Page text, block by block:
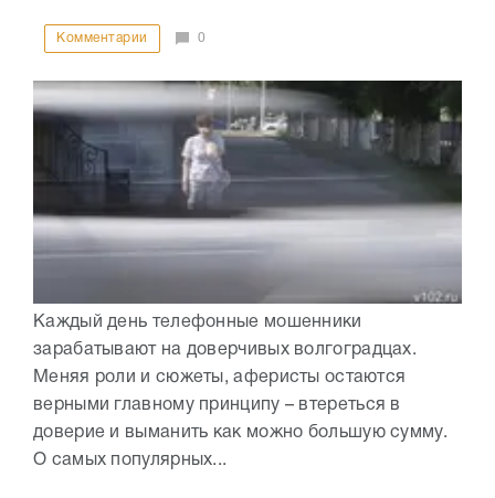
Комментарии 0
Каждый день телефонные мошенники
зарабатывают на доверчивых волгоградцах.
Меняя роли и сюжеты, аферисты остаются
верными главному принципу – втереться в
доверие и выманить как можно большую сумму.
О самых популярных...